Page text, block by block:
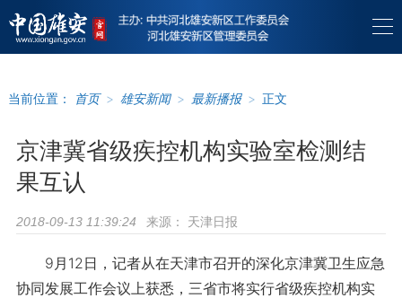
当前位置： 首页 > 雄安新闻 > 最新播报 > 正文
京津冀省级疾控机构实验室检测结
果互认
2018-09-13 11:39:24 来源： 天津日报
9月12日，记者从在天津市召开的深化京津冀卫生应急
协同发展工作会议上获悉，三省市将实行省级疾控机构实